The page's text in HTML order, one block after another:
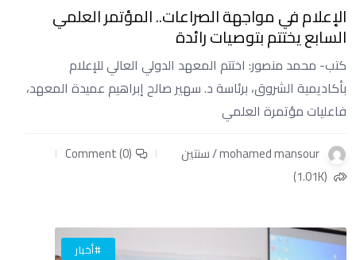
الإعلام في مواجهة الصراعات.. المؤتمر العلمي
السابع يختتم بتوصيات رائدة
كتب- محمد منصور: اختتم المعهد الدولي العالي للإعلام
بأكاديمية الشروق، برئاسة د. سهير صالح إبراهيم عميدة المعهد،
فاعليات مؤتمرة العلمي
mohamed mansour / سنتين
Comment (0)
(1.01K)
#أخبار